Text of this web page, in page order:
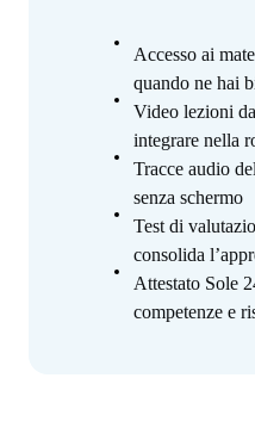
Accesso ai
quando ne hai
Video lezioni
integrare nella
Tracce audio
senza schermo
Test di
consolida
Attestato Sole
competenze e